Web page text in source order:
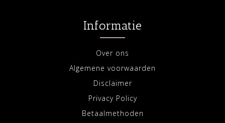
Informatie
Over ons
Algemene voorwaarden
Disclaimer
Privacy Policy
Betaalmethoden